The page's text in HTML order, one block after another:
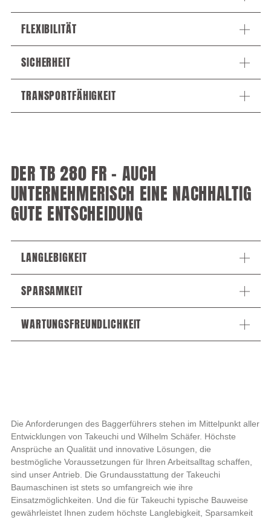
FLEXIBILITÄT
SICHERHEIT
TRANSPORTFÄHIGKEIT
DER TB 280 FR – AUCH
UNTERNEHMERISCH EINE NACHHALTIG
GUTE ENTSCHEIDUNG
LANGLEBIGKEIT
SPARSAMKEIT
WARTUNGSFREUNDLICHKEIT
Die Anforderungen des Baggerführers stehen im Mittelpunkt aller
Entwicklungen von Takeuchi und Wilhelm Schäfer. Höchste
Ansprüche an Qualität und innovative Lösungen, die
bestmögliche Voraussetzungen für Ihren Arbeitsalltag schaffen,
sind unser Antrieb. Die Grundausstattung der Takeuchi
Baumaschinen ist stets so umfangreich wie ihre
Einsatzmöglichkeiten. Und die für Takeuchi typische Bauweise
gewährleistet Ihnen zudem höchste Langlebigkeit, Sparsamkeit